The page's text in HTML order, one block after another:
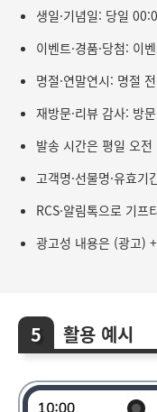
생일·기념일: 당일
이벤트·경품·당첨: 이
명절·연말연시: 명절
재방문·리뷰 감사: 방
발송 시간은 평일 오
고객명·선물명·유효기
RCS·알림톡으로 기프
광고성 내용은 (광고)
활용 예시